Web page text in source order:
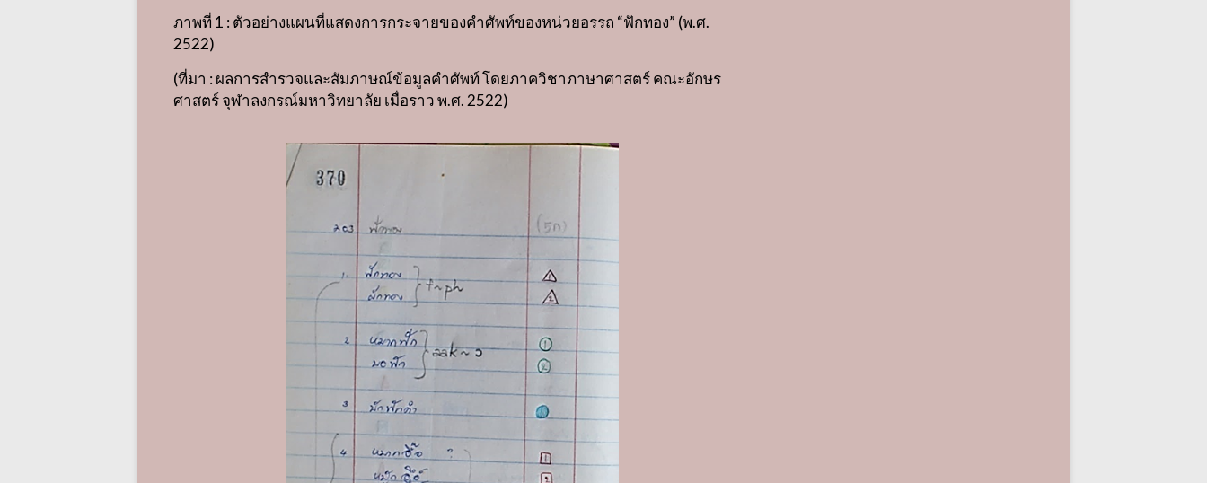
ภาพที่ 1 : ตัวอย่างแผนที่แสดงการกระจายของคำศัพท์ของหน่วยอรรถ “ฟักทอง” (พ.ศ.
2522)
(ที่มา : ผลการสำรวจและสัมภาษณ์ข้อมูลคำศัพท์ โดยภาควิชาภาษาศาสตร์ คณะอักษร
ศาสตร์ จุฬาลงกรณ์มหาวิทยาลัย เมื่อราว พ.ศ. 2522)